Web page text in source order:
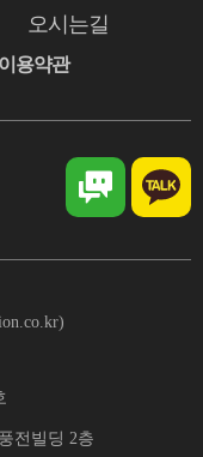
오시는길
이용약관
전빌딩 2층